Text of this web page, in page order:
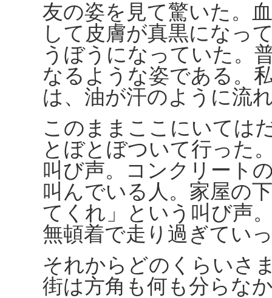
友の姿を見て驚いた。
して皮膚が真黒になっ
うぼうになっていた。
なるような姿である。
は、油が汗のように流
このままここにいては
とぼとぼついて行った
叫び声。コンクリート
叫んでいる人。家屋の
てくれ」という叫び声
無頓着で走り過ぎてい
それからどのくらいさ
街は方角も何も分らな